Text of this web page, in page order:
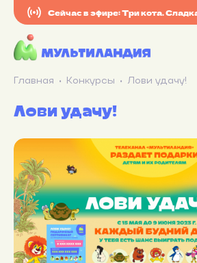
Сейчас в эфире: Три кота.
Главная Конкурсы Лови удачу!
Лови удачу!